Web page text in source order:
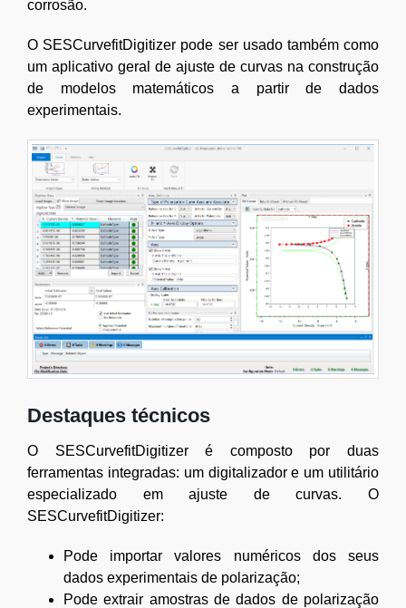
corrosão.
O SESCurvefitDigitizer pode ser usado também como
um aplicativo geral de ajuste de curvas na construção
de modelos matemáticos a partir de dados
experimentais.
Destaques técnicos
O SESCurvefitDigitizer é composto por duas
ferramentas integradas: um digitalizador e um utilitário
especializado em ajuste de curvas. O
SESCurvefitDigitizer:
Pode importar valores numéricos dos seus
dados experimentais de polarização;
Pode extrair amostras de dados de polarização